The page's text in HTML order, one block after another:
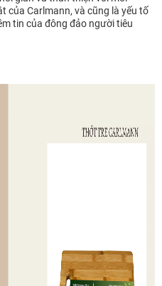
của Carlmann, và cũng là yếu tố
tin của đông đảo người tiêu